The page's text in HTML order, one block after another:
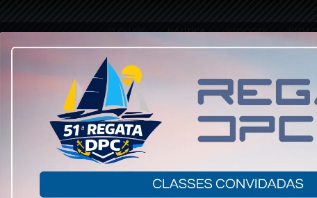
O CLUBE NÁUTICA ESPORTE